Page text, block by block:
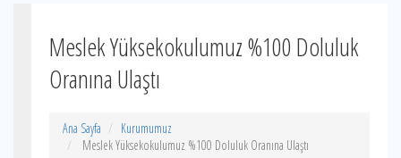
Meslek Yüksekokulumuz %100 Doluluk
Oranına Ulaştı
Ana Sayfa
Kurumumuz
Meslek Yüksekokulumuz %100 Doluluk Oranına Ulaştı